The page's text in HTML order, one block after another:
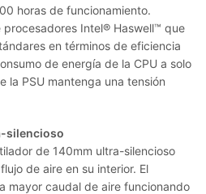
horas de funcionamiento.
Intel® Haswell™ que
en términos de eficiencia
de energía de la CPU a solo
la PSU mantenga una tensión
silencioso
de 140mm ultra-silencioso
de aire en su interior. El
mayor caudal de aire funcionando